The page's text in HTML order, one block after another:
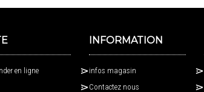
en ligne
INFORMATION
infos magasin
Contactez nous